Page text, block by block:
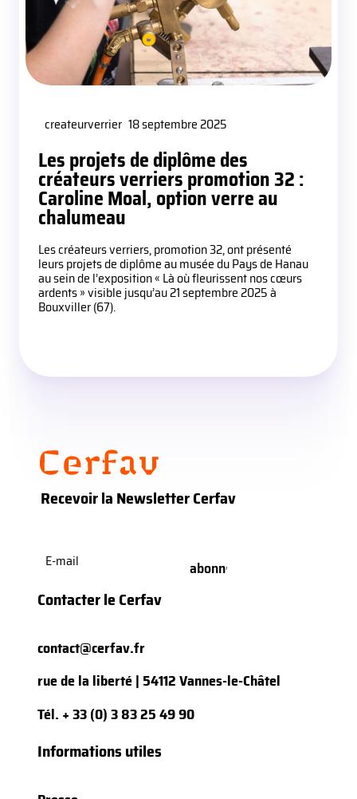
createurverrier 18 septembre 2025
Les projets de diplôme des
créateurs verriers promotion 32 :
Caroline Moal, option verre au
chalumeau
Les créateurs verriers, promotion 32, ont présenté
leurs projets de diplôme au musée du Pays de Hanau
au sein de l’exposition « Là où fleurissent nos cœurs
ardents » visible jusqu’au 21 septembre 2025 à
Bouxviller (67).
Recevoir la Newsletter Cerfav
mail(Nécessaire)
Contacter le Cerfav
contact@cerfav.fr
rue de la liberté | 54112 Vannes-le-Châtel
Tél. + 33 (0) 3 83 25 49 90
Informations utiles